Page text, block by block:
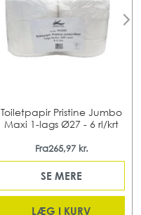
Toiletpapir Pristine Jumbo
Maxi 1-lags Ø27 - 6 rl/krt
Fra265,97 kr.
SE MERE
LÆG I KURV